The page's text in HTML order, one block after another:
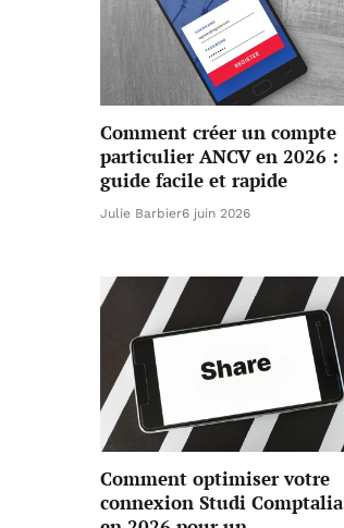
Comment créer un compte
particulier ANCV en 2026 :
guide facile et rapide
Julie Barbier6 juin 2026
Comment optimiser votre
connexion Studi Comptalia